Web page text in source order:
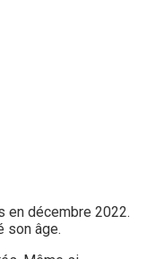
en décembre 2022.
son âge.